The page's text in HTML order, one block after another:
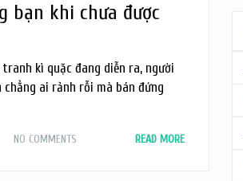
bạn khi chưa được
kì quặc đang diễn ra, người
chẳng ai rảnh rỗi mà bán đứng
NO COMMENTS READ MORE